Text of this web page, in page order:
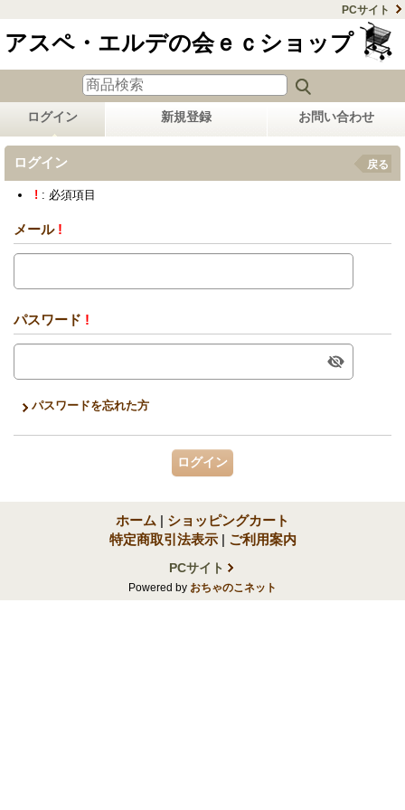
PCサイト
アスペ・エルデの会ｅｃショップ
ログイン 新規登録 お問い合わせ
ログイン 戻る
! : 必須項目
メール !
パスワード !
パスワードを忘れた方
ホーム | ショッピングカート
特定商取引法表示 | ご利用案内
PCサイト
Powered by おちゃのこネット